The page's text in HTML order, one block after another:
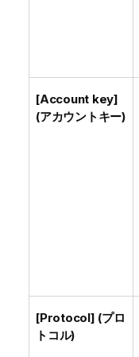
[Account key]
(アカウントキー)
[Protocol] (プロ
トコル)